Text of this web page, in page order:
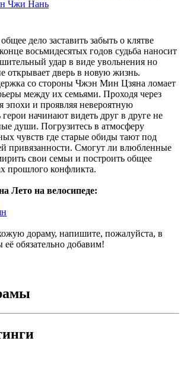
Чжи Нань
дело заставить забыть о клятве
восьмидесятых годов судьба наносит
удар в виде увольнения но
открывает дверь в новую жизнь.
со стороны Чжэн Мин Цзяна ломает
между их семьями. Проходя через
эпохи и проявляя невероятную
начинают видеть друг в друге не
души. Погрузитесь в атмосферу
чувств где старые обиды тают под
привязанности. Смогут ли влюбленные
свои семьи и построить общее
прошлого конфликта.
Лето на велосипеде:
дораму, напишите, пожалуйста, в
обязательно добавим!